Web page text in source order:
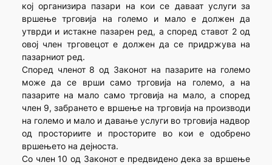
кој организира пазари на кои се даваат услуги за
вршење трговија на големо и мало е должен да
утврди и истакне пазарен ред, а според ставот 2 од
овој член трговецот е должен да се придржува на
пазарниот ред.
Според членот 8 од Законот на пазарите на големо
може да се врши само трговија на големо, а на
пазарите на мало само трговија на мало, а според
член 9, забрането е вршење на трговија на производи
на големо и мало и давање услуги во трговија надвор
од просториите и просторите во кои е одобрено
вршењето на дејноста.
Со член 10 од Законот е предвидено дека за вршење